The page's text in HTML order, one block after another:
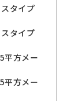
タイプ
タイプ
平方メー
平方メー